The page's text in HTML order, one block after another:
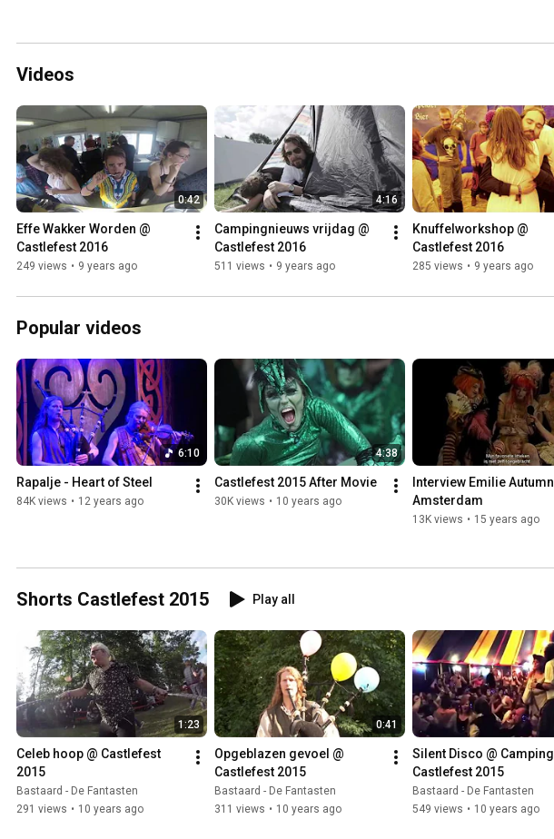
Videos
0:42
Effe Wakker Worden @
Castlefest 2016
249 views • 9 years ago
4:16
Campingnieuws vrijdag @
Castlefest 2016
511 views • 9 years ago
Knuffelworkshop @
Castlefest 2016
285 views • 9 years ago
Popular videos
6:10
Rapalje - Heart of Steel
84K views • 12 years ago
4:38
Castlefest 2015 After Movie
30K views • 10 years ago
Interview Emilie Autumn
Amsterdam
13K views • 15 years ago
Shorts Castlefest 2015 Play all
1:23
Celeb hoop @ Castlefest
2015
Bastaard - De Fantasten
291 views • 10 years ago
0:41
Opgeblazen gevoel @
Castlefest 2015
Bastaard - De Fantasten
311 views • 10 years ago
Silent Disco @ Camping
Castlefest 2015
Bastaard - De Fantasten
549 views • 10 years ago